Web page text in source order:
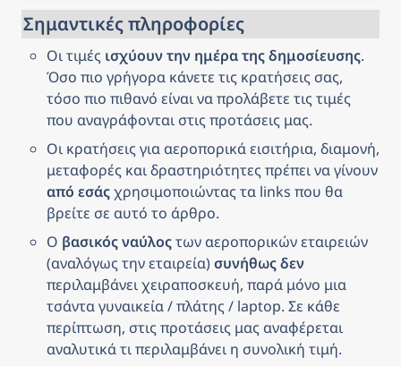
Σημαντικές πληροφορίες
Οι τιμές ισχύουν την ημέρα της δημοσίευσης.
Όσο πιο γρήγορα κάνετε τις κρατήσεις σας,
τόσο πιο πιθανό είναι να προλάβετε τις τιμές
που αναγράφονται στις προτάσεις μας.
Οι κρατήσεις για αεροπορικά εισιτήρια, διαμονή,
από εσάς χρησιμοποιώντας τα links που θα
βρείτε σε αυτό το άρθρο.
Ο βασικός ναύλος των αεροπορικών εταιρειών
(αναλόγως την εταιρεία) συνήθως δεν
περιλαμβάνει χειραποσκευή, παρά μόνο μια
τσάντα γυναικεία / πλάτης / laptop. Σε κάθε
περίπτωση, στις προτάσεις μας αναφέρεται
αναλυτικά τι περιλαμβάνει η συνολική τιμή.